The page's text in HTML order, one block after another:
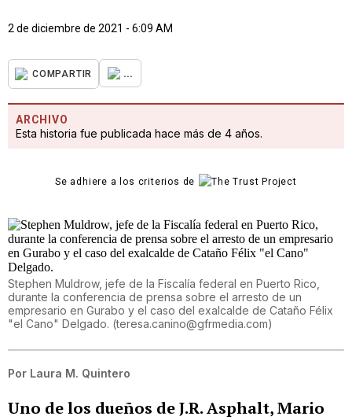
2 de diciembre de 2021 - 6:09 AM
COMPARTIR ...
ARCHIVO
Esta historia fue publicada hace más de 4 años.
Se adhiere a los criterios de
Stephen Muldrow, jefe de la Fiscalía federal en Puerto Rico,
durante la conferencia de prensa sobre el arresto de un
empresario en Gurabo y el caso del exalcalde de Cataño Félix
"el Cano" Delgado. (teresa.canino@gfrmedia.com)
Por Laura M. Quintero
Uno de los dueños de J.R. Asphalt, Mario